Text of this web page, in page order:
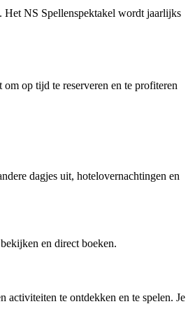
Het NS Spellenspektakel wordt jaarlijks
op tijd te reserveren en te profiteren
dagjes uit, hotelovernachtingen en
en direct boeken.
activiteiten te ontdekken en te spelen. Je